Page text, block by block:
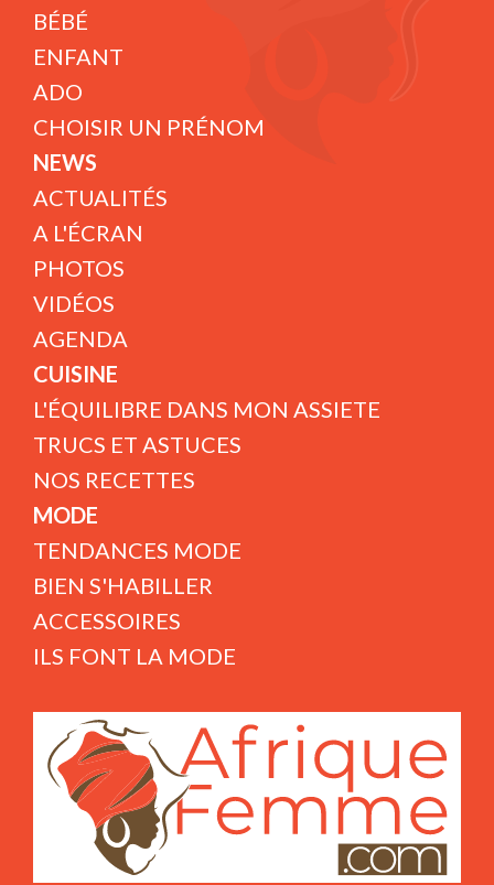
BÉBÉ
ENFANT
ADO
CHOISIR UN PRÉNOM
NEWS
ACTUALITÉS
A L'ÉCRAN
PHOTOS
VIDÉOS
AGENDA
CUISINE
L'ÉQUILIBRE DANS MON ASSIETE
TRUCS ET ASTUCES
NOS RECETTES
MODE
TENDANCES MODE
BIEN S'HABILLER
ACCESSOIRES
ILS FONT LA MODE